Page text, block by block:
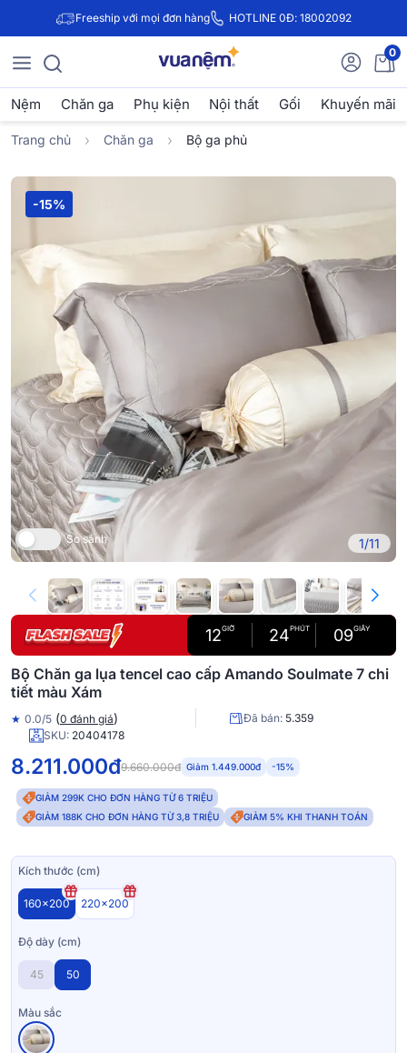
Freeship với mọi đơn hàng HOTLINE 0Đ: 18002092
0
Nệm Chăn ga Phụ kiện Nội thất Gối Khuyến mãi
Trang chủ Chăn ga Bộ ga phủ
-15%
So sánh 1/11
12GIỜ 24PHÚT 09GIÂY
Bộ Chăn ga lụa tencel cao cấp Amando Soulmate 7 chi
tiết màu Xám
★ 0.0/5 (0 đánh giá) Đã bán: 5.359
SKU: 20404178
8.211.000đ9.660.000đ Giảm 1.449.000đ -15%
GIẢM 299K CHO ĐƠN HÀNG TỪ 6 TRIỆU
GIẢM 188K CHO ĐƠN HÀNG TỪ 3,8 TRIỆU
GIẢM 5% KHI THANH TOÁN
Kích thước (cm)
160x200 220x200
Độ dày (cm)
45 50
Màu sắc